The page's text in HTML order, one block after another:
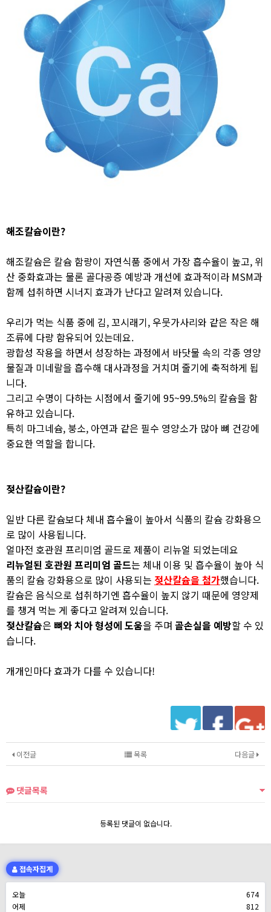
해조칼슘이란?
해조칼슘은 칼슘 함량이 자연식품 중에서 가장 흡수율이 높고, 위
산 중화효과는 물론 골다공증 예방과 개선에 효과적이라 MSM과
함께 섭취하면 시너지 효과가 난다고 알려져 있습니다.
우리가 먹는 식품 중에 김, 꼬시래기, 우뭇가사리와 같은 작은 해
조류에 다량 함유되어 있는데요.
광합성 작용을 하면서 성장하는 과정에서 바닷물 속의 각종 영양
물질과 미네랄을 흡수해 대사과정을 거치며 줄기에 축적하게 됩
니다.
그리고 수명이 다하는 시점에서 줄기에 95~99.5%의 칼슘을 함
유하고 있습니다.
특히 마그네슘, 붕소, 아연과 같은 필수 영양소가 많아 뼈 건강에
중요한 역할을 합니다.
젖산칼슘이란?
일반 다른 칼슘보다 체내 흡수율이 높아서 식품의 칼슘 강화용으
로 많이 사용됩니다.
얼마전 호관원 프리미엄 골드로 제품이 리뉴얼 되었는데요
리뉴얼된 호관원 프리미엄 골드는 체내 이용 및 흡수율이 높아 식
품의 칼슘 강화용으로 많이 사용되는 젖산칼슘을 첨가했습니다.
칼슘은 음식으로 섭취하기엔 흡수율이 높지 않기 때문에 영양제
를 챙겨 먹는 게 좋다고 알려져 있습니다.
젖산칼슘은 뼈와 치아 형성에 도움을 주며 골손실을 예방할 수 있
습니다.
개개인마다 효과가 다를 수 있습니다!
이전글 다음글
목록
댓글목록
등록된 댓글이 없습니다.
접속자집계
오늘
674
어제
812